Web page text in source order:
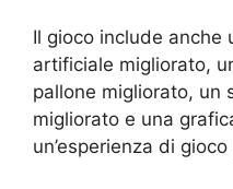
Il gioco include anche
artificiale migliorato,
pallone migliorato, un
migliorato e una
un’esperienza di